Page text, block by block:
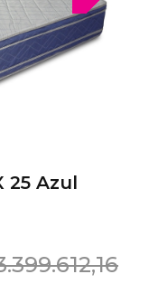
25 Azul